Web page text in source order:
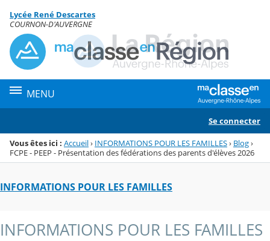
Menu de la rubrique
Contenu
Lycée René Descartes
COURNON-D'AUVERGNE
MENU
Se connecter
Vous êtes ici : Accueil› INFORMATIONS POUR LES FAMILLES› Blog›
FCPE - PEEP - Présentation des fédérations des parents d'élèves 2026
INFORMATIONS POUR LES FAMILLES
INFORMATIONS POUR LES FAMILLES